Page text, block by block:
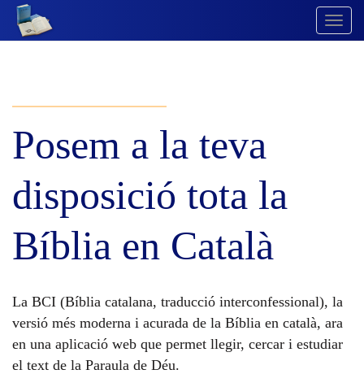
Posem a la teva
disposició tota la
Bíblia en Català
La BCI (Bíblia catalana, traducció interconfessional), la
versió més moderna i acurada de la Bíblia en català, ara
en una aplicació web que permet llegir, cercar i estudiar
el text de la Paraula de Déu.